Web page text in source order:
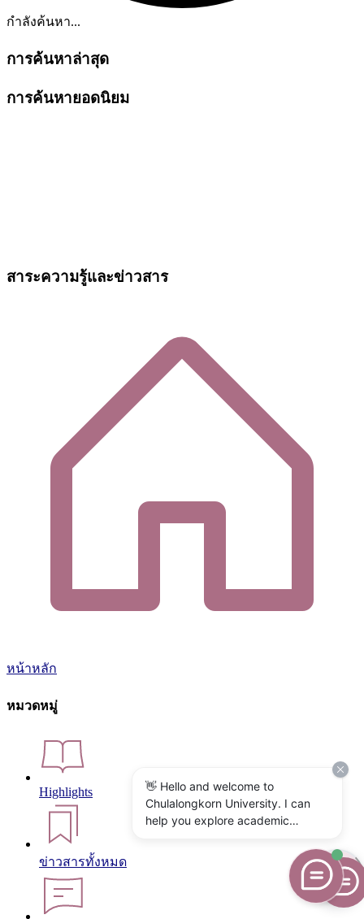
กำลังค้นหา...
การค้นหาล่าสุด
การค้นหายอดนิยม
สาระความรู้และข่าวสาร
หน้าหลัก
หมวดหมู่
Highlights
ข่าวสารทั้งหมด
👋 Hello and welcome to
Chulalongkorn University. I can
help you explore academic